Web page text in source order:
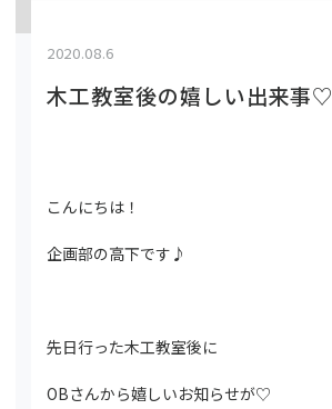
2020.08.6
木工教室後の嬉しい出来事♡
こんにちは！
企画部の高下です♪
先日行った木工教室後に
OBさんから嬉しいお知らせが♡